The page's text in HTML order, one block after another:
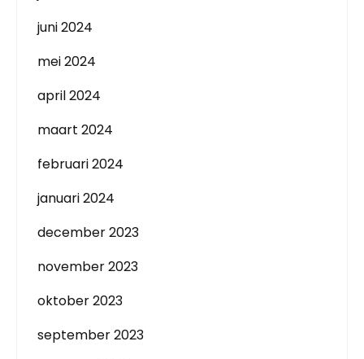
juni 2024
mei 2024
april 2024
maart 2024
februari 2024
januari 2024
december 2023
november 2023
oktober 2023
september 2023